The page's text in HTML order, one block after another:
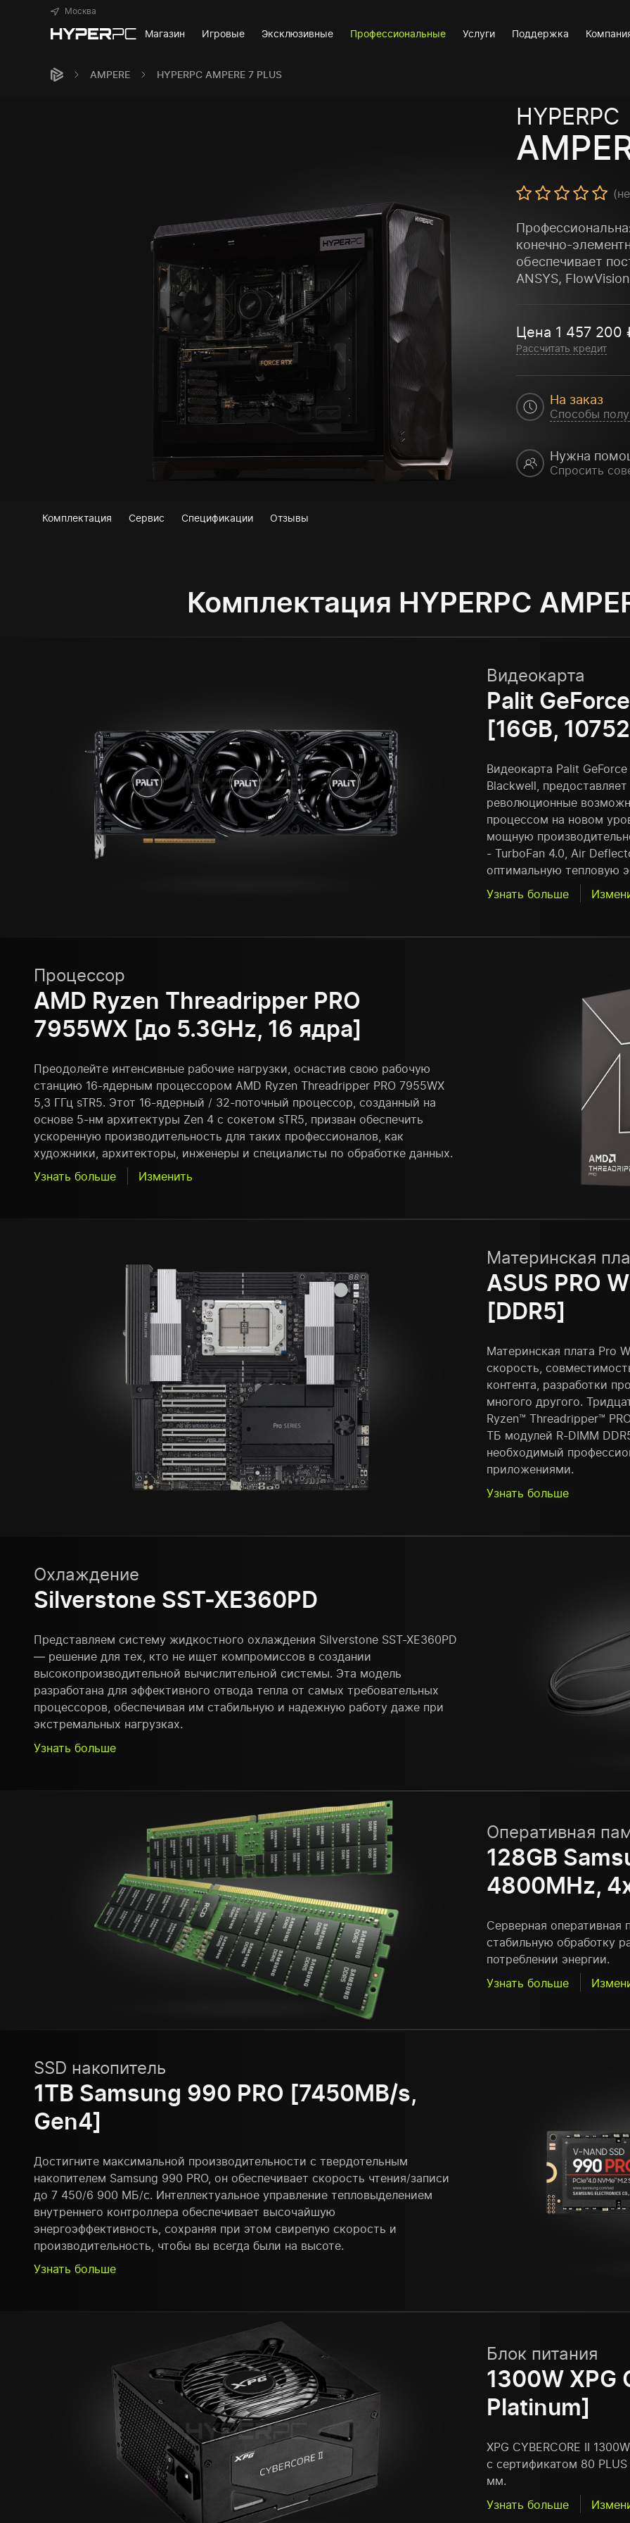
Москва
Магазин Игровые Эксклюзивные Профессиональные Услуги Поддержка
AMPERE HYPERPC AMPERE 7 PLUS
HYPERPC
конечно-
обеспечивает
ANSYS,
Цена 1 457 200
Рассчитать кредит
На заказ
Способы
Нужна
Спросить
Комплектация Сервис Спецификации Отзывы
Комплектация HYPERPC
Видеокарта
Palit
[16GB,
Видеокарта Palit
Blackwell,
революционные
процессом на новом
мощную
- TurboFan 4.0, Air
оптимальную тепловую
Узнать больше
Процессор
AMD Ryzen Threadripper PRO
7955WX [до 5.3GHz, 16 ядра]
Преодолейте интенсивные рабочие нагрузки, оснастив свою рабочую
станцию 16-ядерным процессором AMD Ryzen Threadripper PRO 7955WX
5,3 ГГц sTR5. Этот 16-ядерный / 32-поточный процессор, созданный на
основе 5-нм архитектуры Zen 4 с сокетом sTR5, призван обеспечить
ускоренную производительность для таких профессионалов, как
художники, архитекторы, инженеры и специалисты по обработке данных.
Узнать больше
Изменить
Материнская
ASUS PRO
[DDR5]
Материнская плата Pro
скорость,
контента, разработки
многого другого.
Ryzen™ Threadripper™
ТБ модулей R-DIMM
необходимый
приложениями.
Узнать больше
Охлаждение
Silverstone SST-XE360PD
Представляем систему жидкостного охлаждения Silverstone SST-XE360PD
— решение для тех, кто не ищет компромиссов в создании
высокопроизводительной вычислительной системы. Эта модель
разработана для эффективного отвода тепла от самых требовательных
процессоров, обеспечивая им стабильную и надежную работу даже при
экстремальных нагрузках.
Узнать больше
Оперативная
128GB
4800MHz,
Серверная оперативная
стабильную обработку
потреблении энергии.
Узнать больше
SSD накопитель
1TB Samsung 990 PRO [7450MB/s,
Gen4]
Достигните максимальной производительности с твердотельным
накопителем Samsung 990 PRO, он обеспечивает скорость чтения/записи
до 7 450/6 900 МБ/с. Интеллектуальное управление тепловыделением
внутреннего контроллера обеспечивает высочайшую
энергоэффективность, сохраняя при этом свирепую скорость и
производительность, чтобы вы всегда были на высоте.
Узнать больше
Блок питания
1300W XPG
Platinum]
XPG CYBERCORE II
с сертификатом 80
мм.
Узнать больше